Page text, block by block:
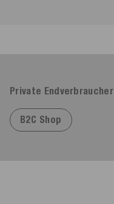
Private Endverbraucher
B2C Shop